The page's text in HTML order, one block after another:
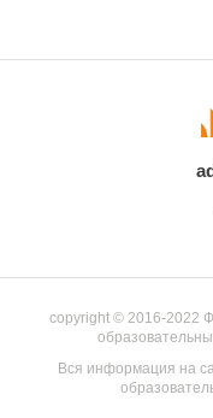
copyright © 2016-2022
Вся информация на